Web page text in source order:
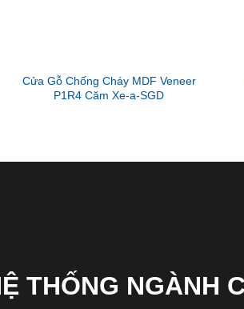
Cửa Gỗ Chống Cháy MDF Veneer
P1R4 Căm Xe-a-SGD
THỐNG NGÀNH